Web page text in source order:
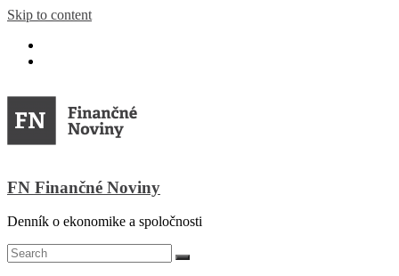
Skip to content
FN Finančné Noviny
Denník o ekonomike a spoločnosti